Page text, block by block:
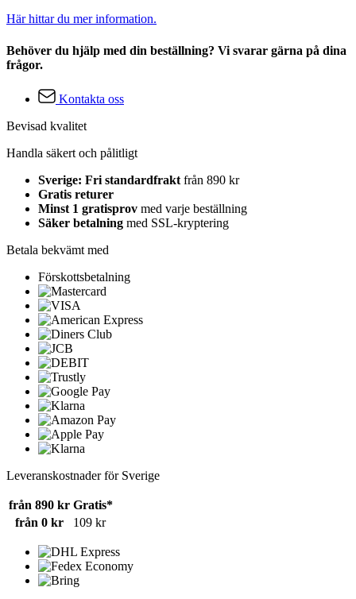
Här hittar du mer information.
Behöver du hjälp med din beställning? Vi svarar gärna på dina
frågor.
Kontakta oss
Bevisad kvalitet
Handla säkert och pålitligt
Sverige: Fri standardfrakt från 890 kr
Gratis returer
Minst 1 gratisprov med varje beställning
Säker betalning med SSL-kryptering
Betala bekvämt med
Förskottsbetalning
Leveranskostnader för Sverige
från 890 kr Gratis*
från 0 kr
109 kr